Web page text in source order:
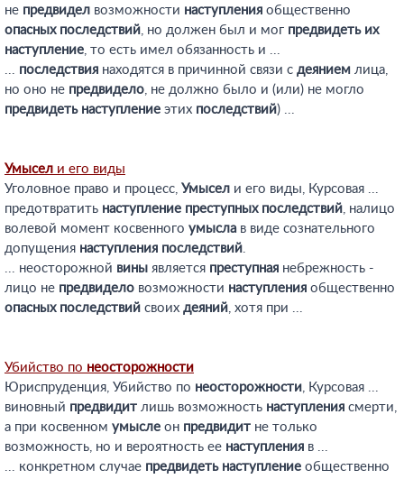
не предвидел возможности наступления общественно
опасных последствий, но должен был и мог предвидеть их
наступление, то есть имел обязанность и ...
... последствия находятся в причинной связи с деянием лица,
но оно не предвидело, не должно было и (или) не могло
предвидеть наступление этих последствий) ...
Умысел и его виды
Уголовное право и процесс, Умысел и его виды, Курсовая ...
предотвратить наступление преступных последствий, налицо
волевой момент косвенного умысла в виде сознательного
допущения наступления последствий.
... неосторожной вины является преступная небрежность -
лицо не предвидело возможности наступления общественно
опасных последствий своих деяний, хотя при ...
Убийство по неосторожности
Юриспруденция, Убийство по неосторожности, Курсовая ...
виновный предвидит лишь возможность наступления смерти,
а при косвенном умысле он предвидит не только
возможность, но и вероятность ее наступления в ...
... конкретном случае предвидеть наступление общественно